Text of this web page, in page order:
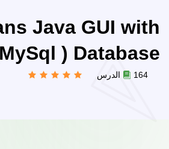
Java GUI with
) Database
164 الدرس